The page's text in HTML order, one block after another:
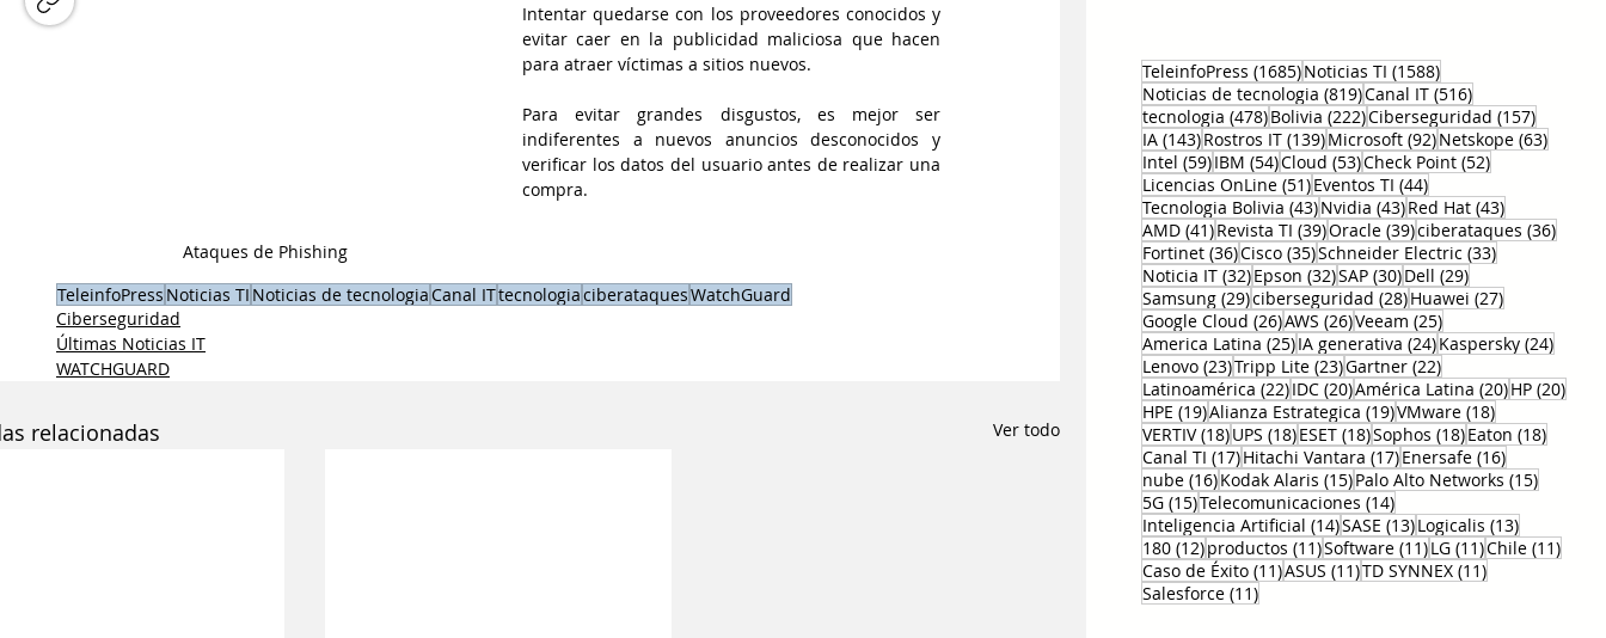
Ataques de Phishing
Intentar quedarse con los proveedores conocidos y
evitar caer en la publicidad maliciosa que hacen
para atraer víctimas a sitios nuevos.
Para evitar grandes disgustos, es mejor ser
indiferentes a nuevos anuncios desconocidos y
verificar los datos del usuario antes de realizar una
compra.
TeleinfoPress Noticias TI Noticias de tecnologiaCanal ITtecnologiaciberataquesWatchGuard
Ciberseguridad
Últimas Noticias IT
WATCHGUARD
relacionadas Ver todo
TeleinfoPress (1685)1685 entradas
Noticias TI (1588)1588 entradas
Noticias de tecnologia (819)819 entradas
Canal IT (516)516 entradas
tecnologia (478)478 entradas
Bolivia (222)222 entradas
Ciberseguridad (157)157
IA (143)143 entradas
Rostros IT (139)139 entradas
Microsoft (92)92 entradas
Netskope (63)63
Intel (59)59 entradas
IBM (54)54 entradas
Cloud (53)53 entradas
Check Point (52)52 entradas
Licencias OnLine (51)51 entradas
Eventos TI (44)44 entradas
Tecnologia Bolivia (43)43 entradas
Nvidia (43)43 entradas
Red Hat (43)43 entradas
AMD (41)41 entradas
Revista TI (39)39 entradas
Oracle (39)39 entradas
ciberataques (36)36
Fortinet (36)36 entradas
Cisco (35)35 entradas
Schneider Electric (33)33 entradas
Noticia IT (32)32 entradas
Epson (32)32 entradas
SAP (30)30 entradas
Dell (29)29 entradas
Samsung (29)29 entradas
ciberseguridad (28)28 entradas
Huawei (27)27 entradas
Google Cloud (26)26 entradas
AWS (26)26 entradas
Veeam (25)25 entradas
America Latina (25)25 entradas
IA generativa (24)24 entradas
Kaspersky (24)24
Lenovo (23)23 entradas
Tripp Lite (23)23 entradas
Gartner (22)22 entradas
Latinoamérica (22)22 entradas
IDC (20)20 entradas
América Latina (20)20 entradas
HP (20)20
HPE (19)19 entradas
Alianza Estrategica (19)19 entradas
VMware (18)18 entradas
VERTIV (18)18 entradas
UPS (18)18 entradas
ESET (18)18 entradas
Sophos (18)18 entradas
Eaton (18)18
Canal TI (17)17 entradas
Hitachi Vantara (17)17 entradas
Enersafe (16)16 entradas
nube (16)16 entradas
Kodak Alaris (15)15 entradas
Palo Alto Networks (15)15
5G (15)15 entradas
Telecomunicaciones (14)14 entradas
Inteligencia Artificial (14)14 entradas
SASE (13)13 entradas
Logicalis (13)13
180 (12)12 entradas
productos (11)11 entradas
Software (11)11 entradas
LG (11)11 entradas
Chile (11)11
Caso de Éxito (11)11 entradas
ASUS (11)11 entradas
TD SYNNEX (11)11 entradas
Salesforce (11)11 entradas